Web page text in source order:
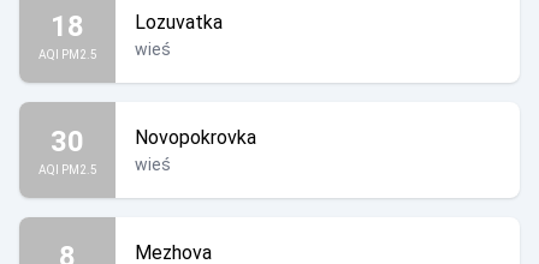
18
AQI PM2.5
Lozuvatka
wieś
30
AQI PM2.5
Novopokrovka
wieś
8 Mezhova